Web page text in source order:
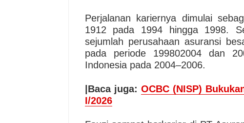
Perjalanan kariernya dimulai
1912 pada 1994 hingga 1998.
sejumlah perusahaan asuransi
pada periode 199802004 dan
Indonesia pada 2004–2006.
|Baca juga:OCBC (NISP)
I/2026